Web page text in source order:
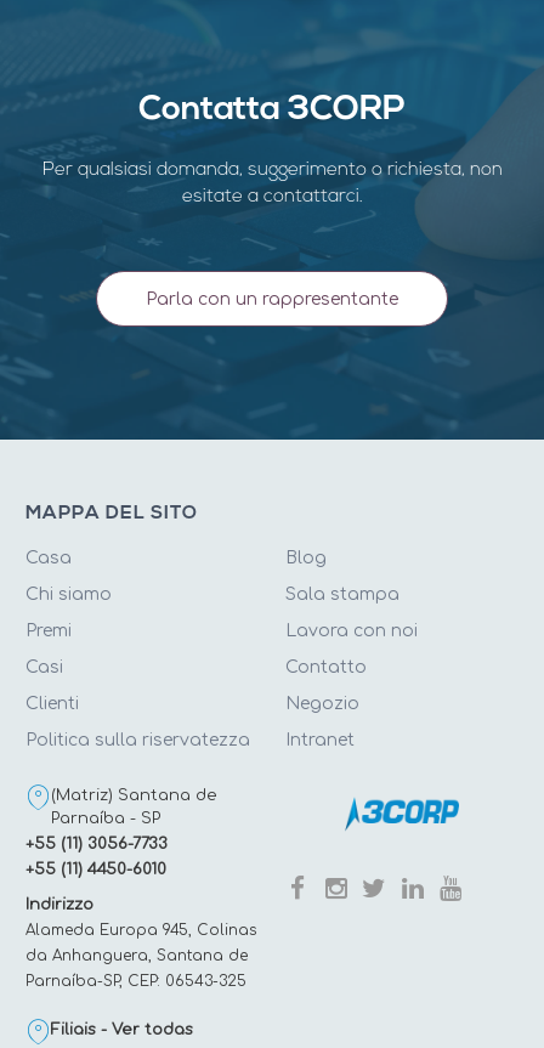
Contatta 3CORP
Per qualsiasi domanda, suggerimento o richiesta, non
esitate a contattarci.
Parla con un rappresentante
MAPPA DEL SITO
Casa
Chi siamo
Premi
Casi
Clienti
Politica sulla riservatezza
Blog
Sala stampa
Lavora con noi
Contatto
Negozio
Intranet
(Matriz) Santana de
Parnaíba - SP
+55 (11) 3056-7733
+55 (11) 4450-6010
Indirizzo
Alameda Europa 945, Colinas
da Anhanguera, Santana de
Parnaíba-SP, CEP: 06543-325
Filiais - Ver todas